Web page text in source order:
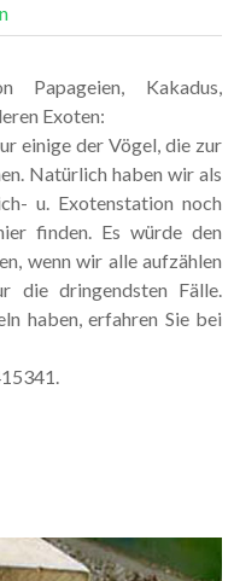
Papageien, Kakadus,
Exoten:
einige der Vögel, die zur
Natürlich haben wir als
u. Exotenstation noch
finden. Es würde den
wenn wir alle aufzählen
die dringendsten Fälle.
haben, erfahren Sie bei